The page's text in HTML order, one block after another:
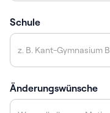
Schule
Änderungswünsche